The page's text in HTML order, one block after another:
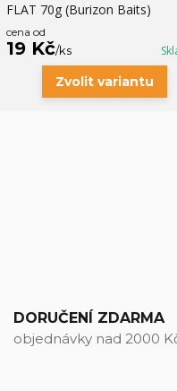
FLAT 70g (Burizon Baits)
cena od
19 Kč/ks
Zvolit variantu
DORUČENÍ ZDARMA
objednávky nad 2000